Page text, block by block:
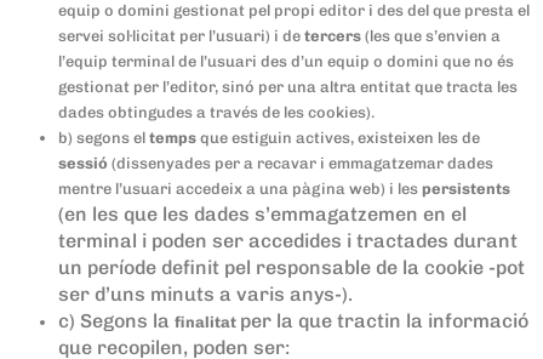
equip o domini gestionat pel propi editor i des del que presta el
servei sol·licitat per l’usuari) i detercers(les que s’envien a
l’equip terminal de l’usuari des d’un equip o domini que no és
gestionat per l’editor, sinó per una altra entitat que tracta les
dades obtingudes a través de les cookies).
b) segons eltempsque estiguin actives, existeixen les de
sessió(dissenyades per a recavar i emmagatzemar dades
mentre l’usuari accedeix a una pàgina web) i les persistents
(en les que les dades s’emmagatzemen en el
terminal i poden ser accedides i tractades durant
un període definit pel responsable de la cookie -pot
ser d’uns minuts a varis anys-).
c) Segons lafinalitat per la que tractin la informació
que recopilen, poden ser: